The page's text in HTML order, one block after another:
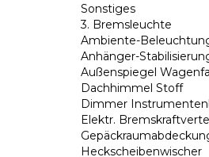
Sonstiges
3. Bremsleuchte
Ambiente-
Anhänger-
Außenspiegel
Dachhimmel Stoff
Dimmer
Elektr.
Heckscheibenwischer